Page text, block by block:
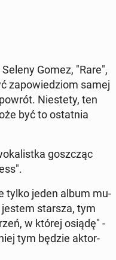
Gomez, "Rare",
za­po­wie­dziom samej
Nie­ste­ty, ten
być to ostat­nia
gosz­cząc
tylko jeden album mu­
jestem starsza, tym
w której osiądę" -
tym będzie ak­tor­